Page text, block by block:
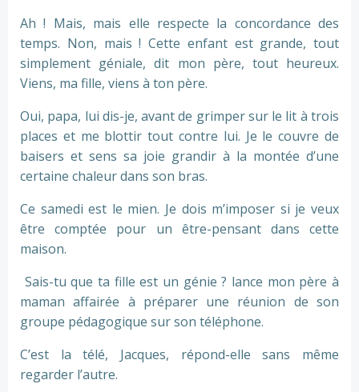
Ah ! Mais, mais elle respecte la concordance des
temps. Non, mais ! Cette enfant est grande, tout
simplement géniale, dit mon père, tout heureux.
Viens, ma fille, viens à ton père.
Oui, papa, lui dis-je, avant de grimper sur le lit à trois
places et me blottir tout contre lui. Je le couvre de
baisers et sens sa joie grandir à la montée d’une
certaine chaleur dans son bras.
Ce samedi est le mien. Je dois m’imposer si je veux
être comptée pour un être-pensant dans cette
maison.
Sais-tu que ta fille est un génie ? lance mon père à
maman affairée à préparer une réunion de son
groupe pédagogique sur son téléphone.
C’est la télé, Jacques, répond-elle sans même
regarder l’autre.